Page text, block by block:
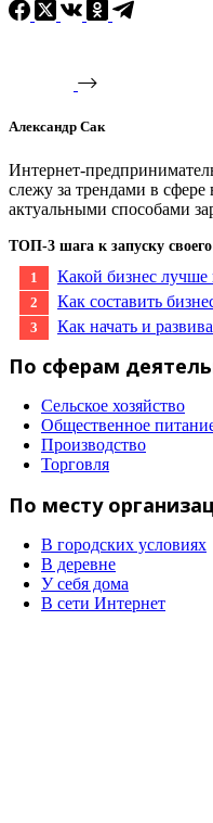
Александр Сак
Интернет-
слежу за трендами в сфере
актуальными способами
ТОП-3 шага к запуску своего
Какой бизнес лучше
Как составить
Как начать и
По сферам
Сельское хозяйство
Общественное
Производство
Торговля
По месту
В городских условиях
В деревне
У себя дома
В сети Интернет